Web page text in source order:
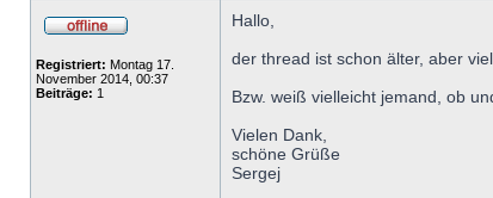
Registriert: Montag 17.
November 2014, 00:37
Beiträge: 1
Hallo,
der thread ist schon älter, aber
Bzw. weiß vielleicht jemand, ob
Vielen Dank,
schöne Grüße
Sergej